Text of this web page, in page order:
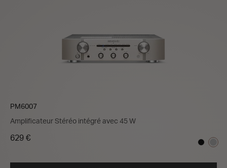
PM6007
Amplificateur Stéréo intégré avec 45 W
629 €